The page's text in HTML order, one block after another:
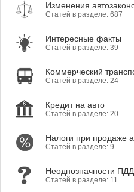
Изменения
Статей в разделе: 687
Интересные факты
Статей в разделе: 39
Коммерческий
Статей в разделе: 24
Кредит на авто
Статей в разделе: 20
Налоги при продаже
Статей в разделе: 9
Неоднозначности ПДД
Статей в разделе: 11